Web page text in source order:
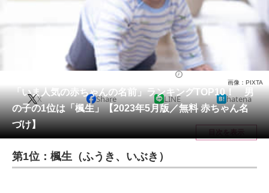
地域
教育・育児
リサーチ
会員記事
メディア
注目記事を集めた総合ページ
ITの今と未来を見通す
「いま人気の赤ちゃんの名前」ランキングTOP10！ 男
の子の1位は「楓生」【2023年5月版／無料 赤ちゃん名
づけ】
画像：PIXTA
X Share LINE hatena
目次を表示
第1位：楓生（ふうき、いぶき）